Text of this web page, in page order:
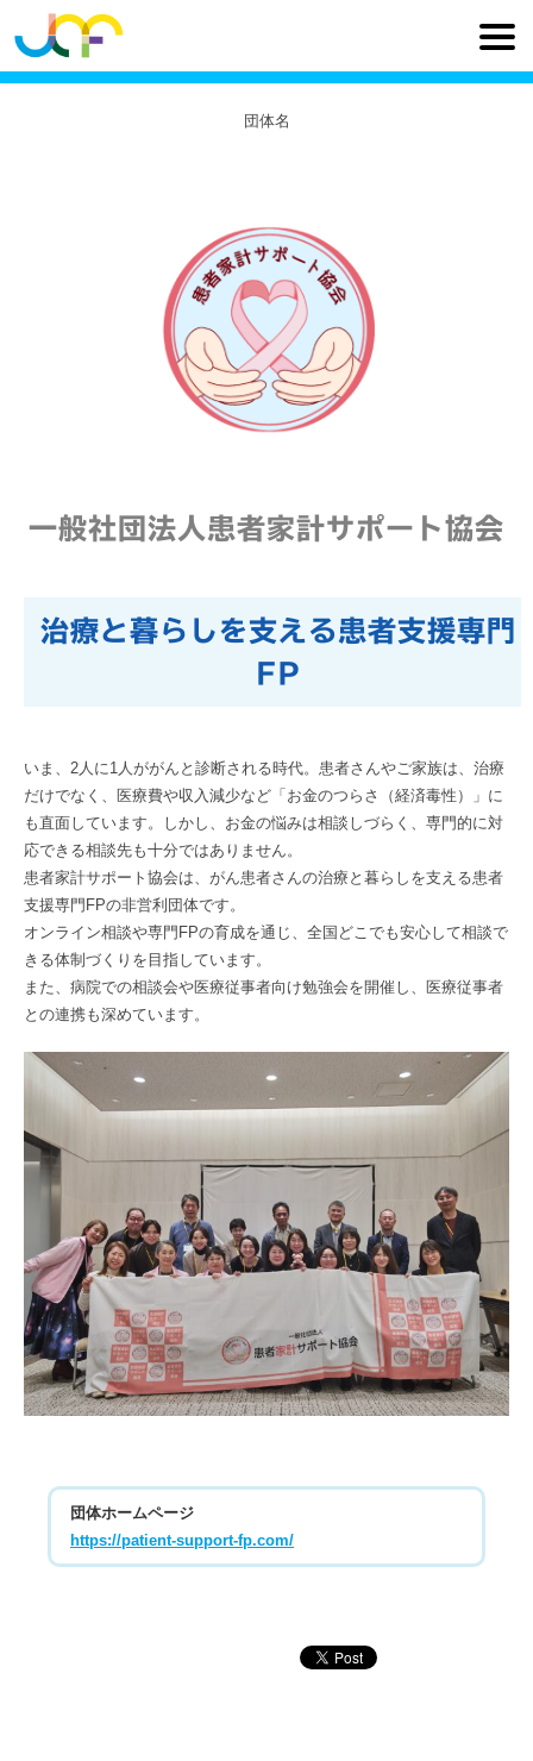
団体名
一般社団法人患者家計サポート協会
治療と暮らしを支える患者支援専門
FP
いま、2人に1人ががんと診断される時代。患者さんやご家族は、治療
だけでなく、医療費や収入減少など「お金のつらさ（経済毒性）」に
も直面しています。しかし、お金の悩みは相談しづらく、専門的に対
応できる相談先も十分ではありません。
患者家計サポート協会は、がん患者さんの治療と暮らしを支える患者
支援専門FPの非営利団体です。
オンライン相談や専門FPの育成を通じ、全国どこでも安心して相談で
きる体制づくりを目指しています。
また、病院での相談会や医療従事者向け勉強会を開催し、医療従事者
との連携も深めています。
団体ホームページ
https://patient-support-fp.com/